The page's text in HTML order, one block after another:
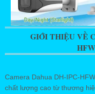
GIỚI THIỆU VỀ
Camera Dahua DH-IPC-
chất lượng cao từ thương